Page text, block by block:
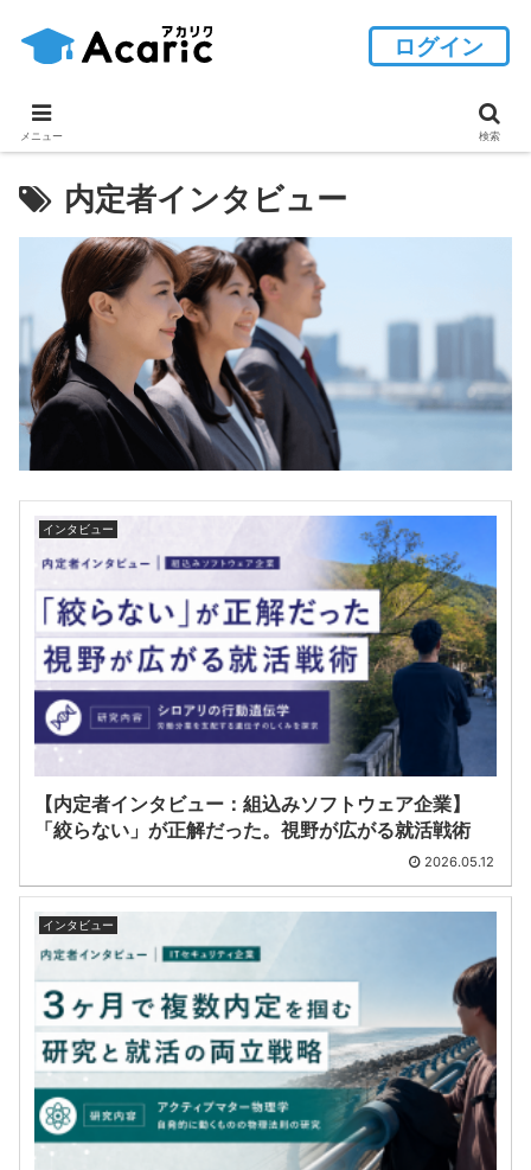
内定者インタビュー
インタビュー
【内定者インタビュー：組込みソフトウェア企業】
「絞らない」が正解だった。視野が広がる就活戦術
2026.05.12
インタビュー
ログイン
メニュー 検索